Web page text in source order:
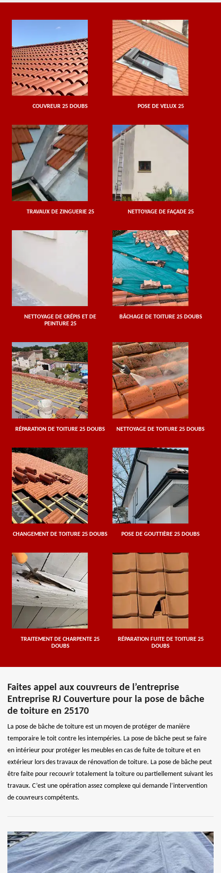
COUVREUR 25 DOUBS POSE DE VELUX 25
TRAVAUX DE ZINGUERIE 25 NETTOYAGE DE FAÇADE 25
NETTOYAGE DE CRÉPIS ET DE
PEINTURE 25
BÂCHAGE DE TOITURE 25 DOUBS
RÉPARATION DE TOITURE 25 DOUBS NETTOYAGE DE TOITURE 25 DOUBS
CHANGEMENT DE TOITURE 25 DOUBS POSE DE GOUTTIÈRE 25 DOUBS
TRAITEMENT DE CHARPENTE 25
DOUBS
RÉPARATION FUITE DE TOITURE 25
DOUBS
Faites appel aux couvreurs de l’entreprise
Entreprise RJ Couverture pour la pose de bâche
de toiture en 25170
La pose de bâche de toiture est un moyen de protéger de manière
temporaire le toit contre les intempéries. La pose de bâche peut se faire
en intérieur pour protéger les meubles en cas de fuite de toiture et en
extérieur lors des travaux de rénovation de toiture. La pose de bâche peut
être faite pour recouvrir totalement la toiture ou partiellement suivant les
travaux. C’est une opération assez complexe qui demande l’intervention
de couvreurs compétents.